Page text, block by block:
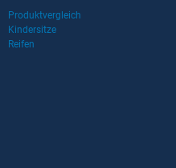
Produktvergleich
Kindersitze
Reifen